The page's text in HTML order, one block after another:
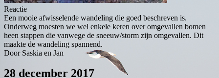
Reactie
Een mooie afwisselende wandeling die goed beschreven is.
Onderweg moesten we wel enkele keren over omgevallen bomen
heen stappen die vanwege de sneeuw/storm zijn omgevallen. Dit
maakte de wandeling spannend.
Door Saskia en Jan
28 december 2017